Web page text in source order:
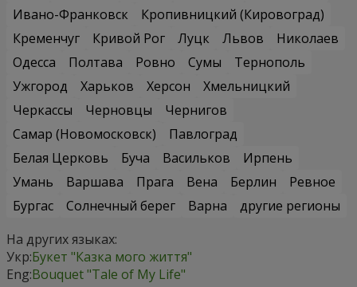
Ивано-Франковск
Кропивницкий (Кировоград)
Кременчуг
Кривой Рог Луцк Львов
Николаев
Одесса
Полтава Ровно Сумы
Тернополь
Ужгород
Харьков Херсон
Хмельницкий
Черкассы
Черновцы
Чернигов
Самар (Новомосковск)
Павлоград
Белая Церковь
Буча Васильков
Ирпень
Умань
Варшава Прага Вена Берлин
Ревное
Бургас
Солнечный берег Варна
другие регионы
На других языках:
Укр:Букет "Казка мого життя"
Eng:Bouquet "Tale of My Life"